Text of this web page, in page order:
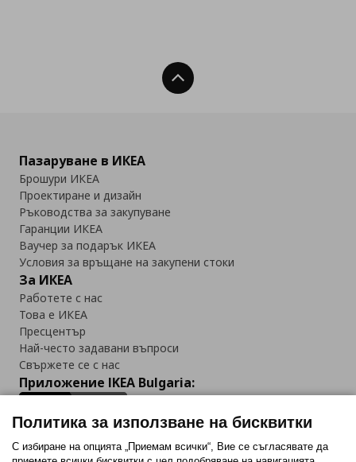
Нагоре
Пазаруване в ИКЕА
Брошури ИКЕА
Проектиране и дизайн
Ръководства за закупуване
Гаранции ИКЕА
Ваучер за подарък ИКЕА
Условия за връщане на закупени стоки
За ИКЕА
Работете с нас
Това е ИКЕА
Пресцентър
Най-често задавани въпроси
Свържете се с нас
Приложение IKEA Bulgaria:
Политика за използване на бисквитки
С избиране на опцията „Приемам всички“, Вие се съгласявате да